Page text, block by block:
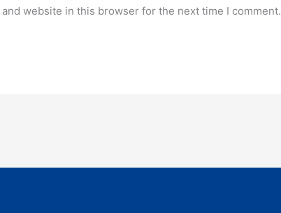
and website in this browser for the next time I comment.